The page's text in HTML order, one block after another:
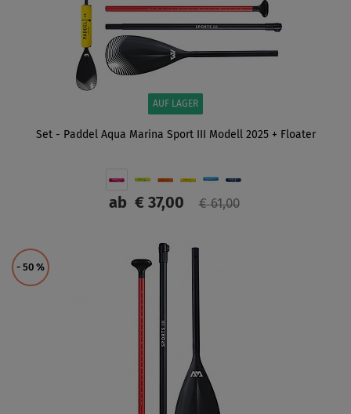
AUF LAGER
Set - Paddel Aqua Marina Sport III Modell 2025 + Floater
ab€ 37,00 € 61,00
ANZEIGEN
- 50 %